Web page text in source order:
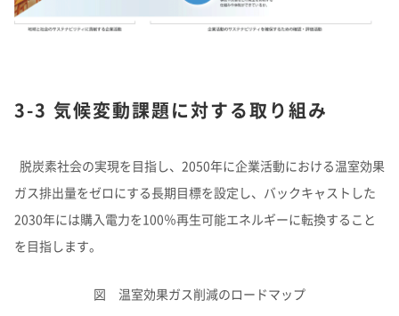
3-3 気候変動課題に対する取り組み
脱炭素社会の実現を目指し、2050年に企業活動における温室効果
ガス排出量をゼロにする長期目標を設定し、バックキャストした
2030年には購入電力を100％再生可能エネルギーに転換すること
を目指します。
図 温室効果ガス削減のロードマップ